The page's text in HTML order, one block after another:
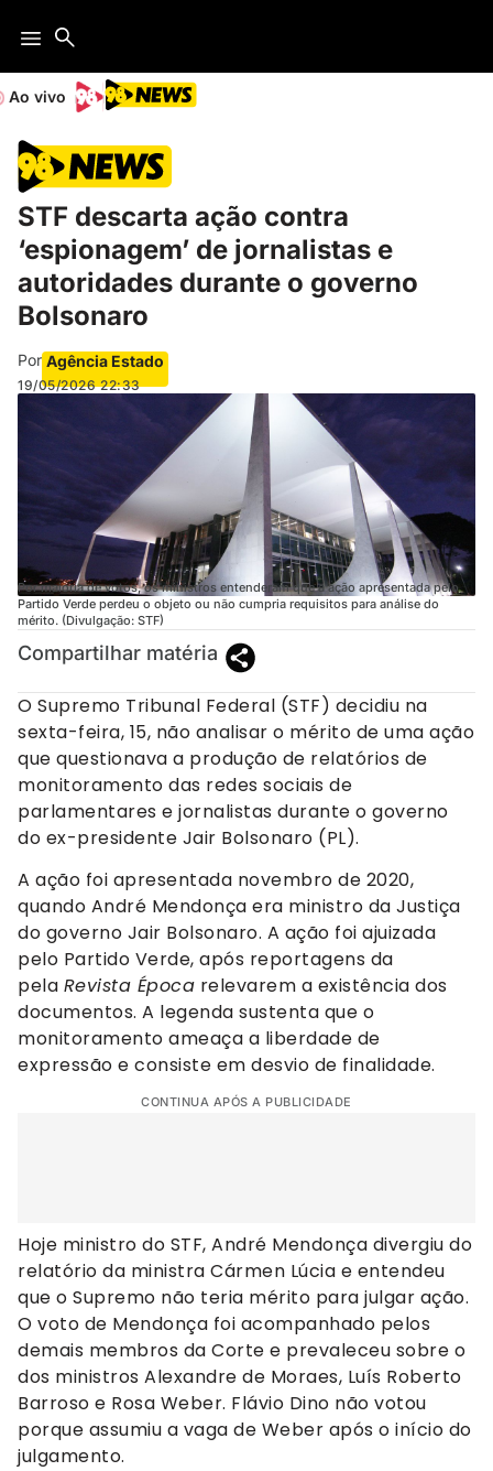
Ao vivo
STF descarta ação contra
‘espionagem’ de jornalistas e
autoridades durante o governo
Bolsonaro
Por Agência Estado
19/05/2026 22:33
Por maioria de votos, os ministros entenderam que a ação apresentada pelo
Partido Verde perdeu o objeto ou não cumpria requisitos para análise do
mérito. (Divulgação: STF)
Compartilhar matéria
O Supremo Tribunal Federal (STF) decidiu na
sexta-feira, 15, não analisar o mérito de uma ação
que questionava a produção de relatórios de
monitoramento das redes sociais de
parlamentares e jornalistas durante o governo
do ex-presidente Jair Bolsonaro (PL).
A ação foi apresentada novembro de 2020,
quando André Mendonça era ministro da Justiça
do governo Jair Bolsonaro. A ação foi ajuizada
pelo Partido Verde, após reportagens da
pela Revista Época relevarem a existência dos
documentos. A legenda sustenta que o
monitoramento ameaça a liberdade de
expressão e consiste em desvio de finalidade.
CONTINUA APÓS A PUBLICIDADE
Hoje ministro do STF, André Mendonça divergiu do
relatório da ministra Cármen Lúcia e entendeu
que o Supremo não teria mérito para julgar ação.
O voto de Mendonça foi acompanhado pelos
demais membros da Corte e prevaleceu sobre o
dos ministros Alexandre de Moraes, Luís Roberto
Barroso e Rosa Weber. Flávio Dino não votou
porque assumiu a vaga de Weber após o início do
julgamento.